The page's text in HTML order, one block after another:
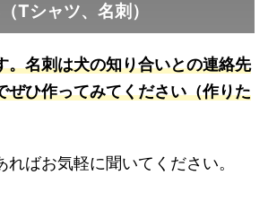
Tシャツ、名刺）
。名刺は犬の知り合いとの連絡先
ぜひ作ってみてください（作りた
ばお気軽に聞いてください。